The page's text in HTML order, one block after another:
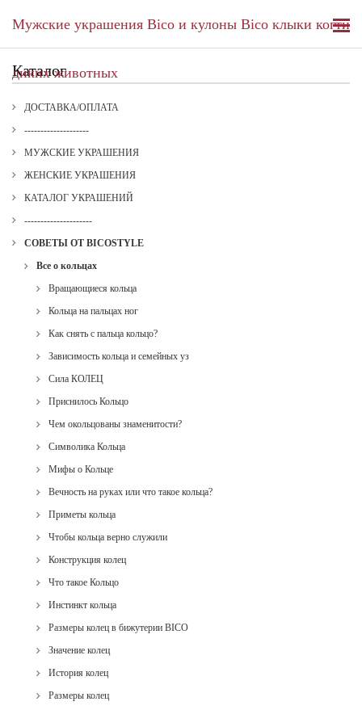
Мужские украшения Bico и кулоны Bico клыки когти
диких животных
Каталог
ДОСТАВКА/ОПЛАТА
--------------------
МУЖСКИЕ УКРАШЕНИЯ
ЖЕНСКИЕ УКРАШЕНИЯ
КАТАЛОГ УКРАШЕНИЙ
---------------------
СОВЕТЫ ОТ BICOSTYLE
Все о кольцах
Вращающиеся кольца
Кольца на пальцах ног
Как снять с пальца кольцо?
Зависимость кольца и семейных уз
Сила КОЛЕЦ
Приснилось Кольцо
Чем окольцованы знаменитости?
Символика Кольца
Мифы о Кольце
Вечность на руках или что такое кольца?
Приметы кольца
Чтобы кольца верно служили
Конструкция колец
Что такое Кольцо
Инстинкт кольца
Размеры колец в бижутерии BICO
Значение колец
История колец
Размеры колец